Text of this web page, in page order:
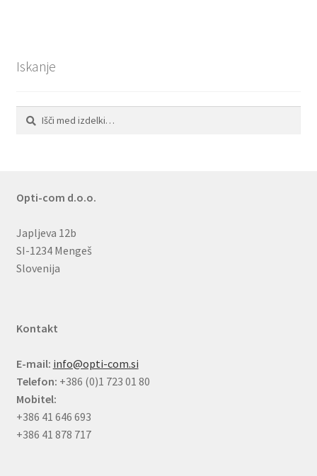
Iskanje
Išči:
Iskanje
Opti-com d.o.o.
Japljeva 12b
SI-1234 Mengeš
Slovenija
Kontakt
E-mail: info@opti-com.si
Telefon: +386 (0)1 723 01 80
Mobitel:
+386 41 646 693
+386 41 878 717